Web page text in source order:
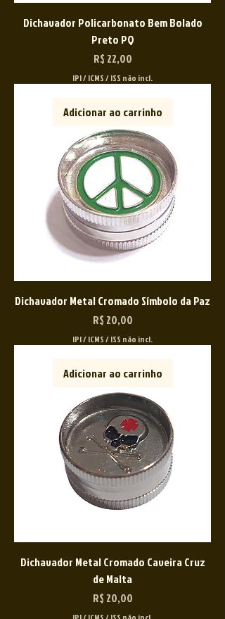
Dichavador Policarbonato Bem Bolado
Preto PQ
Preço
R$ 22,00
IPI / ICMS / ISS não incl.
Adicionar ao carrinho
Dichavador Metal Cromado Símbolo da Paz
Preço
R$ 20,00
IPI / ICMS / ISS não incl.
Adicionar ao carrinho
Dichavador Metal Cromado Caveira Cruz
de Malta
Preço
R$ 20,00